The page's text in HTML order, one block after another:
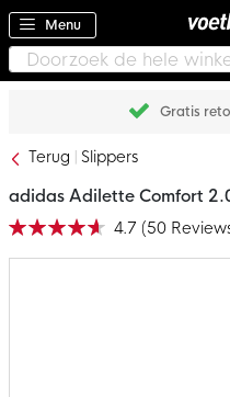
Menu
Gratis
Terug Slippers
adidas Adilette Comfort
Waardering: 4.7 (50